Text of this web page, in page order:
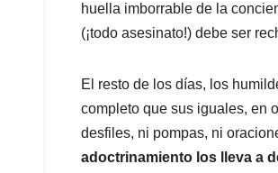
huella imborrable de la
(¡todo asesinato!) debe ser
El resto de los días, los
completo que sus iguales, en
desfiles, ni pompas, ni
adoctrinamiento los lleva a